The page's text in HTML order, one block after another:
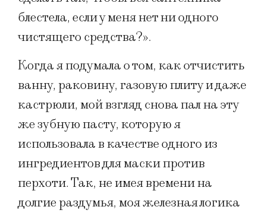
блестела, если у меня нет ни одного
чистящего средства?».
Когда я подумала о том, как отчистить
ванну, раковину, газовую плиту и даже
кастрюли, мой взгляд снова пал на эту
же зубную пасту, которую я
использовала в качестве одного из
ингредиентов для маски против
перхоти. Так, не имея времени на
долгие раздумья, моя железная логика